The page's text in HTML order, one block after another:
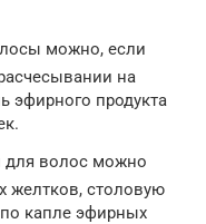
можно, если
на
эфирного продукта
для волос можно
желтков, столовую
капле эфирных